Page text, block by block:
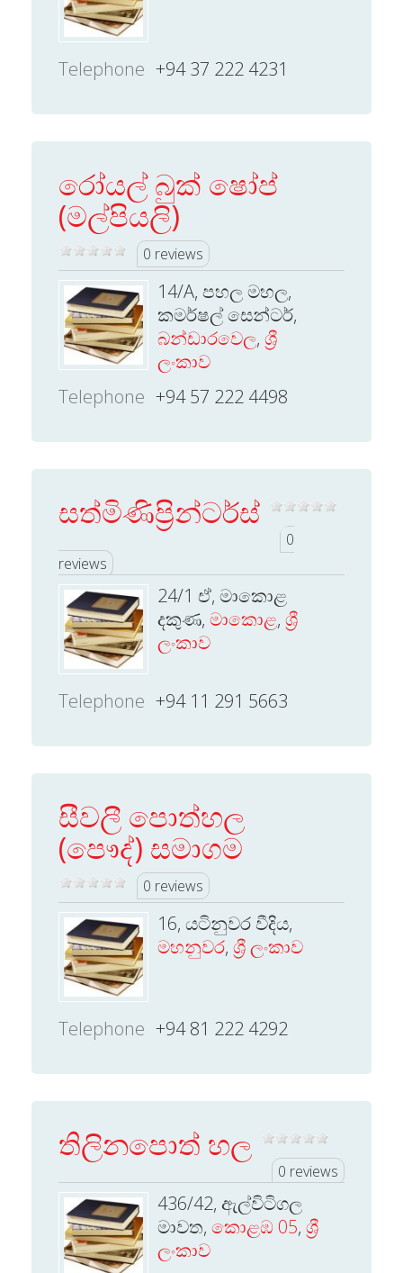
Telephone +94 37 222 4231
රෝයල් බුක් ෂෝප්
(මල්පියලි)
0 reviews
14/A, පහල මහල,
කමර්ෂල් සෙන්ටර්,
බන්ඩාරවෙල, ශ්‍රී
ලංකාව
Telephone +94 57 222 4498
සත්මිණිප්‍රින්ටර්ස්
0
reviews
24/1 ඒ, මාකොළ
දකුණ, මාකොළ, ශ්‍රී
ලංකාව
Telephone +94 11 291 5663
සීවලී පොත්හල
(පෞද්) සමාගම
0 reviews
16, යටිනුවර වීදිය,
මහනුවර, ශ්‍රී ලංකාව
Telephone +94 81 222 4292
තිලිනපොත් හල
0 reviews
436/42, ඇල්විටිගල
මාවත, කොළඹ 05, ශ්‍රී
ලංකාව